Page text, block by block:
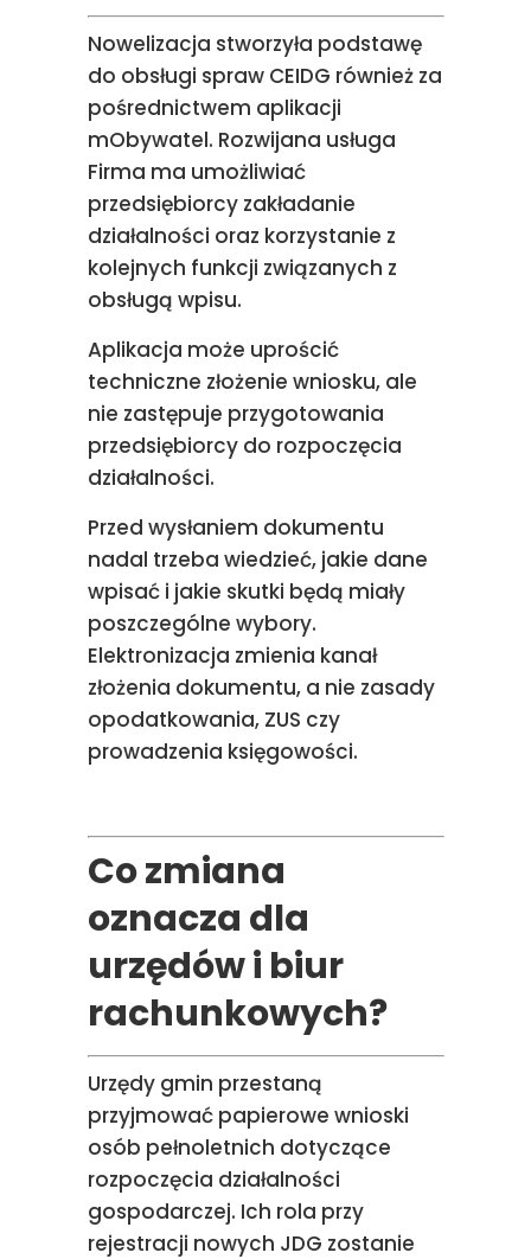
Nowelizacja stworzyła podstawę
do obsługi spraw CEIDG również za
pośrednictwem aplikacji
mObywatel. Rozwijana usługa
Firma ma umożliwiać
przedsiębiorcy zakładanie
działalności oraz korzystanie z
kolejnych funkcji związanych z
obsługą wpisu.
Aplikacja może uprościć
techniczne złożenie wniosku, ale
nie zastępuje przygotowania
przedsiębiorcy do rozpoczęcia
działalności.
Przed wysłaniem dokumentu
nadal trzeba wiedzieć, jakie dane
wpisać i jakie skutki będą miały
poszczególne wybory.
Elektronizacja zmienia kanał
złożenia dokumentu, a nie zasady
opodatkowania, ZUS czy
prowadzenia księgowości.
Co zmiana
oznacza dla
urzędów i biur
rachunkowych?
Urzędy gmin przestaną
przyjmować papierowe wnioski
osób pełnoletnich dotyczące
rozpoczęcia działalności
gospodarczej. Ich rola przy
rejestracji nowych JDG zostanie